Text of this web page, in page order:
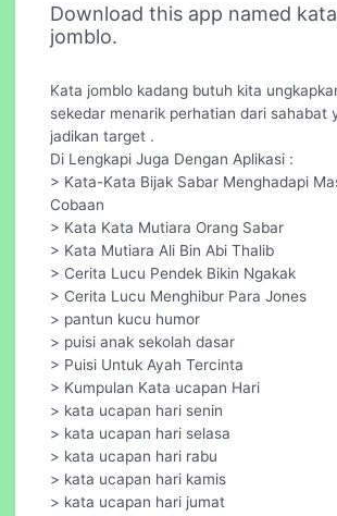
Download this app named
jomblo.
Kata jomblo kadang butuh kita
sekedar menarik perhatian dari sahabat
jadikan target .
Di Lengkapi Juga Dengan Aplikasi :
> Kata-Kata Bijak Sabar Menghadapi
Cobaan
> Kata Kata Mutiara Orang Sabar
> Kata Mutiara Ali Bin Abi Thalib
> Cerita Lucu Pendek Bikin Ngakak
> Cerita Lucu Menghibur Para Jones
> pantun kucu humor
> puisi anak sekolah dasar
> Puisi Untuk Ayah Tercinta
> Kumpulan Kata ucapan Hari
> kata ucapan hari senin
> kata ucapan hari selasa
> kata ucapan hari rabu
> kata ucapan hari kamis
> kata ucapan hari jumat